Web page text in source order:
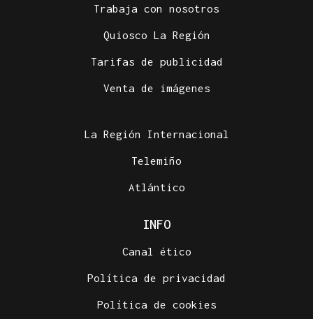
Trabaja con nosotros
Quiosco La Región
Tarifas de publicidad
Venta de imágenes
La Región Internacional
Telemiño
Atlántico
INFO
Canal ético
Política de privacidad
Política de cookies